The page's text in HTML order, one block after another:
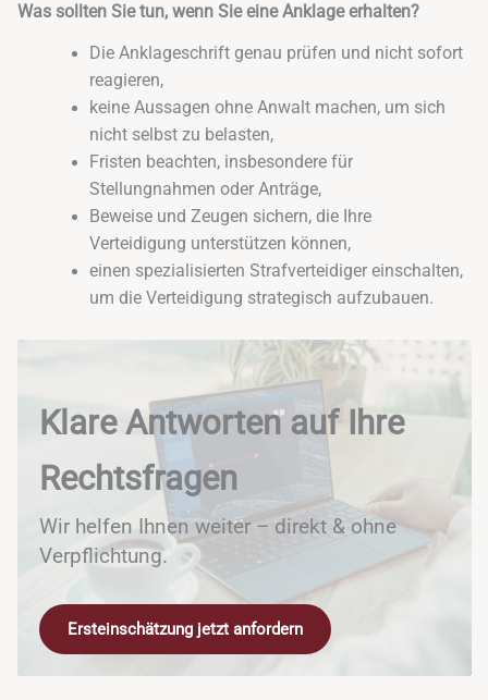
Was sollten Sie tun, wenn Sie eine Anklage erhalten?
Die Anklageschrift genau prüfen und nicht sofort
reagieren,
keine Aussagen ohne Anwalt machen, um sich
nicht selbst zu belasten,
Fristen beachten, insbesondere für
Stellungnahmen oder Anträge,
Beweise und Zeugen sichern, die Ihre
Verteidigung unterstützen können,
einen spezialisierten Strafverteidiger einschalten,
um die Verteidigung strategisch aufzubauen.
Klare Antworten auf Ihre
Rechtsfragen
Wir helfen Ihnen weiter – direkt & ohne
Verpflichtung.
Ersteinschätzung jetzt anfordern